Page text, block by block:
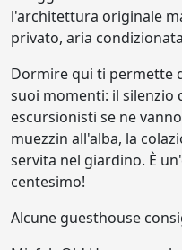
l'architettura originale
privato, aria
Dormire qui ti permette
suoi momenti: il silenzio
escursionisti se ne
muezzin all'alba, la
servita nel giardino. È
centesimo!
Alcune guesthouse